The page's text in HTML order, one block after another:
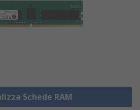
Schede RAM